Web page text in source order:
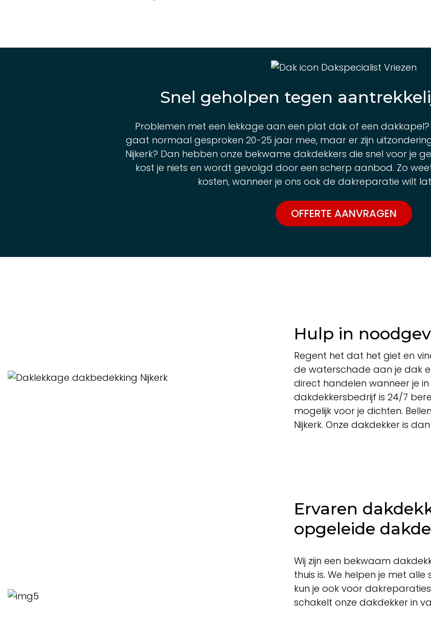
Snel geholpen tegen
Problemen met een lekkage aan een plat dak of een
gaat normaal gesproken 20-25 jaar mee, maar er zijn
Nijkerk? Dan hebben onze bekwame dakdekkers die snel voor je
kost je niets en wordt gevolgd door een scherp aanbod. Zo
kosten, wanneer je ons ook de dakreparatie wilt
OFFERTE AANVRAGEN
Hulp in
Regent het dat het giet en
de waterschade aan je dak
direct handelen wanneer je
dakdekkersbedrijf is 24/7
mogelijk voor je dichten.
Nijkerk. Onze dakdekker is
Ervaren
opgeleide
Wij zijn een bekwaam
thuis is. We helpen je met
kun je ook voor
schakelt onze dakdekker in